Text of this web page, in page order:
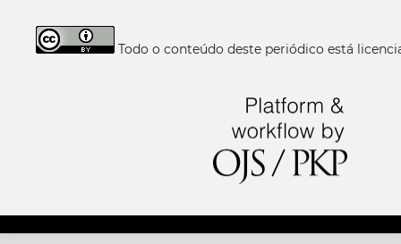
Todo o conteúdo deste periódico está